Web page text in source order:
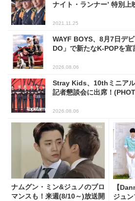
ナイト・ランナー’ 特別上
2021.11.25
WAYF BOYS、8月7日デ
DO」で新たなK-POPを宣
2026.08.06
Stray Kids、10thミニアル
記者懇談会に出席！
2026.08.06
ナムグン・ミン&ジュノのブロ
マンスも！来週(8/10～)放送開
【
ジュ